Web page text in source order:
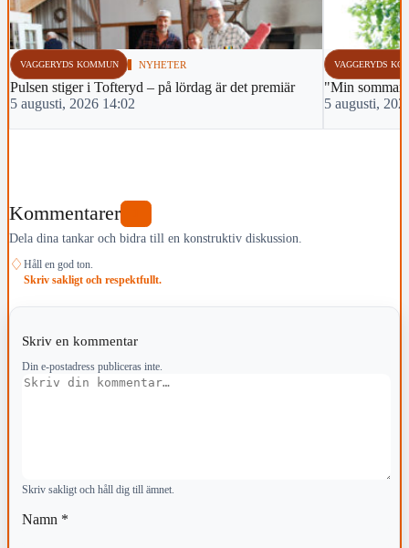
VAGGERYDS KOMMUN NYHETER
Pulsen stiger i Tofteryd – på lördag är det premiär
5 augusti, 2026 14:02
VAGGERYDS
"Min sommar
5 augusti,
Kommentarer
Dela dina tankar och bidra till en konstruktiv diskussion.
♢ Håll en god ton.
Skriv sakligt och respektfullt.
Skriv en kommentar
Din e-postadress publiceras inte.
Kommentar
Skriv sakligt och håll dig till ämnet.
Namn *